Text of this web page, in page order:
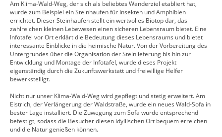
Am Klima-Wald-Weg, der sich als beliebtes Wanderziel etabliert hat,
wurde zum Beispiel ein Steinhaufen für Insekten und Amphibien
errichtet. Dieser Steinhaufen stellt ein wertvolles Biotop dar, das
zahlreichen kleinen Lebewesen einen sicheren Lebensraum bietet. Eine
Infotafel vor Ort erklärt die Bedeutung dieses Lebensraums und bietet
interessante Einblicke in die heimische Natur. Von der Vorbereitung des
Untergrundes über die Organisation der Steinlieferung bis hin zur
Entwicklung und Montage der Infotafel, wurde dieses Projekt
eigenständig durch die Zukunftswerkstatt und freiwillige Helfer
bewerkstelligt.
Nicht nur unser Klima-Wald-Weg wird gepflegt und stetig erweitert. Am
Eistrich, der Verlängerung der Waldstraße, wurde ein neues Wald-Sofa in
bester Lage installiert. Die Zuwegung zum Sofa wurde entsprechend
befestigt, sodass die Besucher diesen idyllischen Ort bequem erreichen
und die Natur genießen können.